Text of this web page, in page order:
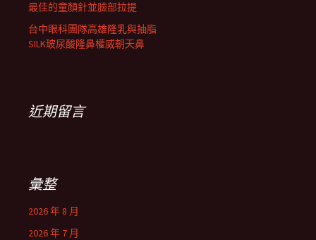
最佳的童顏針並臉部拉提
台中眼科團隊高雄隆乳與抽脂
SILK玻尿酸隆鼻權威朝天鼻
近期留言
彙整
2026 年 8 月
2026 年 7 月